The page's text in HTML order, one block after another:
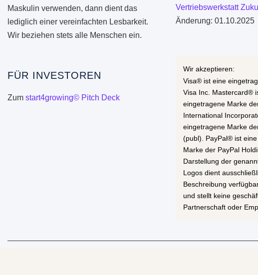
Maskulin verwenden, dann dient das
lediglich einer vereinfachten Lesbarkeit.
Wir beziehen stets alle Menschen ein.
FÜR INVESTOREN
Zum start4growing© Pitch Deck
Vertriebswerkstatt
Änderung: 01.10.2025
Wir akzeptieren:
Visa® ist eine
Visa Inc. Mastercard®
eingetragene Marke
International
eingetragene Marke
(publ). PayPal® ist
Marke der PayPal
Darstellung der
Logos dient
Beschreibung
und stellt keine
Partnerschaft oder